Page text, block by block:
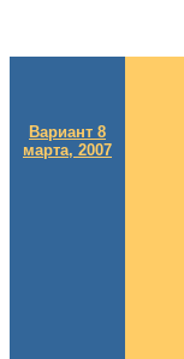
Вариант 8
марта, 2007